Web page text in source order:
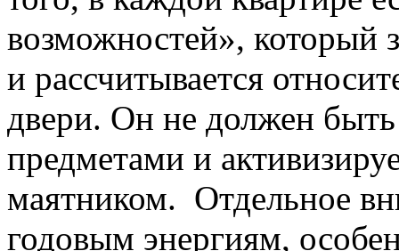
возможностей», который
и рассчитывается
двери. Он не должен
предметами и
маятником. Отдельное
годовым энергиям,